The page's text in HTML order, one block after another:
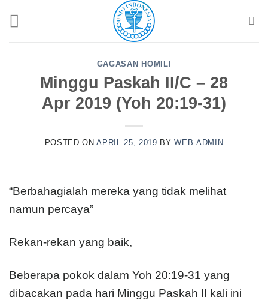
GAGASAN HOMILI
Minggu Paskah II/C – 28
Apr 2019 (Yoh 20:19-31)
POSTED ONAPRIL 25, 2019 BYWEB-ADMIN
“Berbahagialah mereka yang tidak melihat
namun percaya”
Rekan-rekan yang baik,
Beberapa pokok dalam Yoh 20:19-31 yang
dibacakan pada hari Minggu Paskah II kali ini